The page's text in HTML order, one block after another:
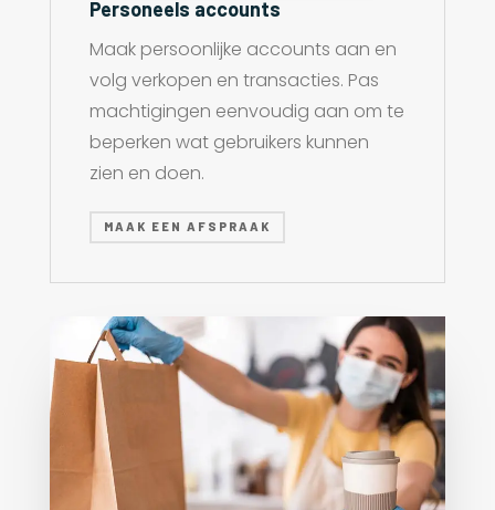
Personeels accounts
Maak persoonlijke accounts aan en
volg verkopen en transacties. Pas
machtigingen eenvoudig aan om te
beperken wat gebruikers kunnen
zien en doen.
MAAK EEN AFSPRAAK